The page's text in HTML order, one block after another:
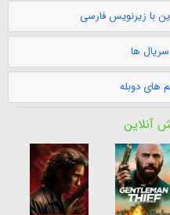
با زیرنویس فارسی
ها
های دوبله
آنلاین